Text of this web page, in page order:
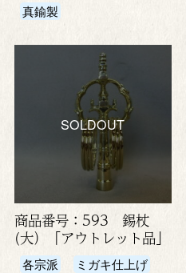
真鍮製
SOLDOUT
商品番号：593 錫杖
(大）「アウトレット品」
各宗派
ミガキ仕上げ